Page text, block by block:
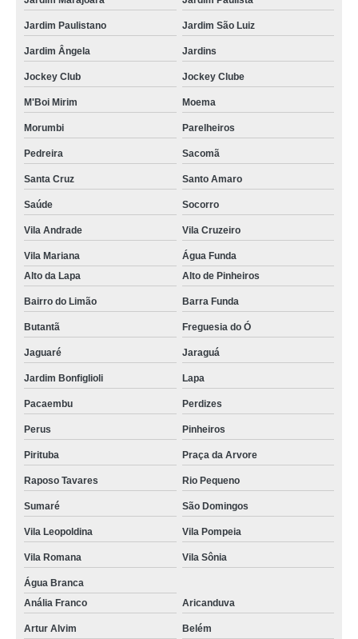
lembrancinha personalizada para empresas sob encomenda Barra Funda
lembrancinha brinde corporativo sob encomenda Cidade Quarto Centenário
preço de lembrancinha corporativa dia das mães Ipiranga
encomendar lembrancinha corporativa de páscoa Pedreira
encomendar lembrancinha corporativa natal Bairro do Limão
encomendar lembrancinha de páscoa corporativa Vila Matilde
lembrancinha para eventos empresariais sob encomenda Vila Gustavo
lembrancinha corporativa personalizada valor Franca
lembrancinha corporativa de páscoa Jardins
lembrancinha corporativa natal sob encomenda Grajau
lembrancinha corporativa dia dos pais valor Limão
lembrancinha de páscoa corporativa valor Presidente Prudente
lembrancinha de páscoa corporativa Parque Peruche
lembrancinha corporativa valor Lapa
lembrancinha corporativa sob encomenda Lauzane Paulista
encomendar lembrancinha evento corporativo Grajau
lembrancinha corporativa personalizada Ipiranga
preço de lembrancinha corporativa Itaim Bibi
preço de lembrancinha corporativa natal Jardim Iguatemi
Jardim Paulistano Jardim São Luiz
Jardim Ângela Jardins
Jockey Club Jockey Clube
M'Boi Mirim Moema
Morumbi Parelheiros
Pedreira Sacomã
Santa Cruz Santo Amaro
Saúde Socorro
Vila Andrade Vila Cruzeiro
Vila Mariana
Água Funda
Alto da Lapa
Alto de Pinheiros
Bairro do Limão Barra Funda
Butantã Freguesia do Ó
Jaguaré Jaraguá
Jardim Bonfiglioli Lapa
Pacaembu Perdizes
Perus Pinheiros
Pirituba Praça da Arvore
Raposo Tavares Rio Pequeno
Sumaré São Domingos
Vila Leopoldina Vila Pompeia
Vila Romana Vila Sônia
Água Branca
Anália Franco
Aricanduva
Artur Alvim Belém